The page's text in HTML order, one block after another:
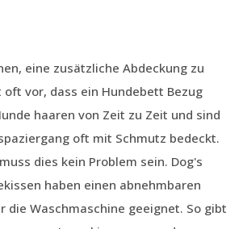
eine zusätzliche Abdeckung zu
oft vor, dass ein Hundebett Bezug
haaren von Zeit zu Zeit und sind
oft mit Schmutz bedeckt.
dies kein Problem sein. Dog's
haben einen abnehmbaren
die Waschmaschine geeignet. So gibt